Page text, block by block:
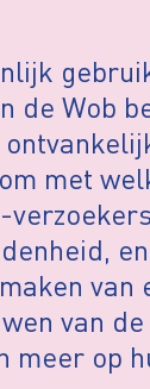
de Wob
met
van
van
meer op